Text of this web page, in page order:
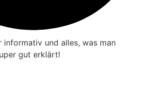
informativ und alles, was man
gut erklärt!